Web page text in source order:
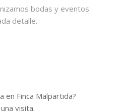
bodas y eventos
detalle.
en Finca Malpartida?
visita.